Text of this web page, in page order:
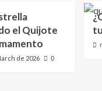
el Quijote
de 2026 0